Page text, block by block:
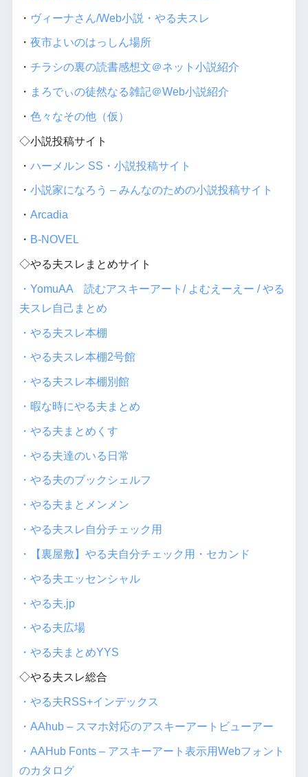
・ ヴィーナさん/Web小説・やる夫スレ
・ 夜市よいのはっしん場所
・ チラシの裏の読書感想文＠ネット小説紹介
・ まろでぃの徒然なる雑記＠Web小説紹介
・ 色々なその他（仮）
◇小説投稿サイト
・ ハーメルン SS・小説投稿サイト
・ 小説家になろう – みんなのための小説投稿サイト
・ Arcadia
・ B-NOVEL
◇やる夫スレまとめサイト
・YomuAA 読むアスキーアート/ よむえーえー / やる
夫スレ自己まとめ
・やる夫スレ本棚
・やる夫スレ本棚2号館
・やる夫スレ本棚別館
・暇な時にやる夫まとめ
・やる夫まとめくす
・やる夫達のいる日常
・やる夫のブックシェルフ
・やる夫まとメンメン
・やる夫スレ自分チェック用
・【裏屋敷】やる夫自分チェック用・セカンド
・やる夫エッセンシャル
・やる夫.jp
・やる夫広場
・やる夫まとめYYS
◇やる夫スレ総合
・やる夫RSS+インデックス
・AAhub – スマホ対応のアスキーアートビューアー
・AAHub Fonts – アスキーアート表示用Webフォント
のカタログ